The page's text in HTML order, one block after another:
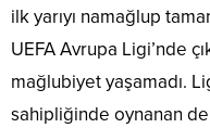
ilk yarıyı namağlup
UEFA Avrupa Ligi’nde
mağlubiyet yaşamadı.
sahipliğinde oynanan